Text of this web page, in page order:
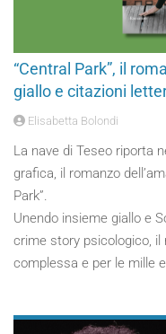
“Central Park”, il
giallo e citazioni
Elisabetta Bolondi
La nave di Teseo riporta
grafica, il romanzo
Park”.
Unendo insieme giallo e
crime story psicologico,
complessa e per le mille